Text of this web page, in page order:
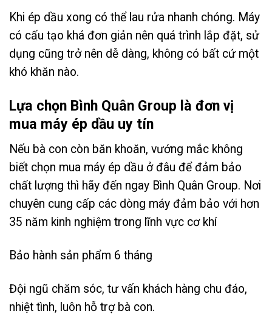
Khi ép dầu xong có thể lau rửa nhanh chóng. Máy
có cấu tạo khá đơn giản nên quá trình lắp đặt, sử
dụng cũng trở nên dễ dàng, không có bất cứ một
khó khăn nào.
Lựa chọn Bình Quân Group là đơn vị
mua máy ép dầu uy tín
Nếu bà con còn băn khoăn, vướng mắc không
biết chọn mua máy ép dầu ở đâu để đảm bảo
chất lượng thì hãy đến ngay Bình Quân Group. Nơi
chuyên cung cấp các dòng máy đảm bảo với hơn
35 năm kinh nghiệm trong lĩnh vực cơ khí
Bảo hành sản phẩm 6 tháng
Đội ngũ chăm sóc, tư vấn khách hàng chu đáo,
nhiệt tình, luôn hỗ trợ bà con.